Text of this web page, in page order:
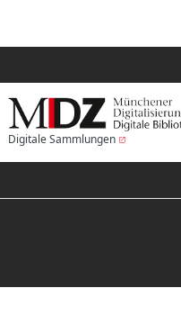
Digitale Sammlungen